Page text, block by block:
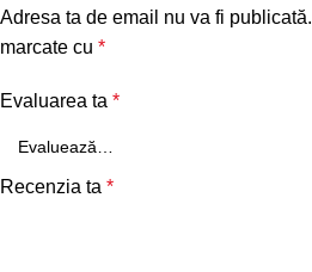
Adresa ta de email nu va fi publicată.
marcate cu *
Evaluarea ta *
Recenzia ta *